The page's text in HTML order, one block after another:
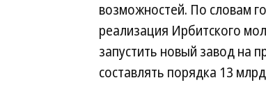
возможностей. По словам
реализация Ирбитского
запустить новый завод на
составлять порядка 13